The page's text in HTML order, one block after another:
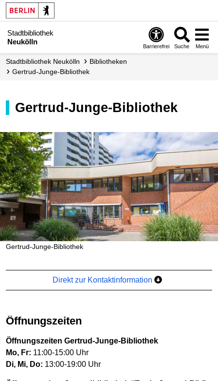
Stadtbibliothek
Neukölln
Barrierefrei Suche Menü
Stadt­bibliothek Neukölln
Bibliotheken
Gertrud-Junge-Bibliothek
Gertrud-Junge-Bibliothek
Gertrud-Junge-Bibliothek
Direkt zur Kontaktinformation
Öffnungszeiten
Öffnungszeiten Gertrud-Junge-Bibliothek
Mo, Fr: 11:00-15:00 Uhr
Di, Mi, Do: 13:00-19:00 Uhr